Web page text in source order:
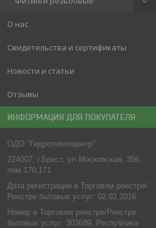
О нас
Свидетельства и сертификаты
Новости и статьи
Отзывы
ИНФОРМАЦИЯ ДЛЯ ПОКУПАТЕЛЯ
ОДО "Гидротеплоцентр"
224007, г.Брест, ул.Московская, 356,
пом.170,171
Дата регистрации в Торговом реестре/
Реестре бытовых услуг: 02.02.2016
Номер в Торговом реестре/Реестре
бытовых услуг: 303689, Республика